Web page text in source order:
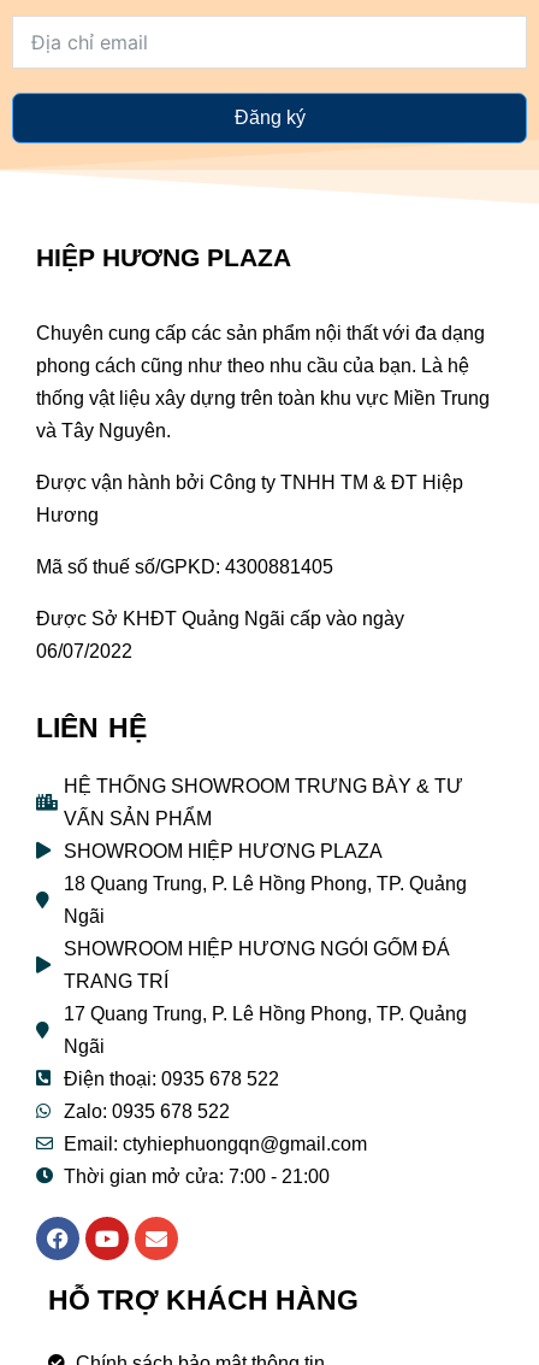
Đăng ký
HIỆP HƯƠNG PLAZA
Chuyên cung cấp các sản phẩm nội thất với đa dạng
phong cách cũng như theo nhu cầu của bạn. Là hệ
thống vật liệu xây dựng trên toàn khu vực Miền Trung
và Tây Nguyên.
Được vận hành bởi Công ty TNHH TM & ĐT Hiệp
Hương
Mã số thuế số/GPKD: 4300881405
Được Sở KHĐT Quảng Ngãi cấp vào ngày
06/07/2022
LIÊN HỆ
HỆ THỐNG SHOWROOM TRƯNG BÀY & TƯ
VẤN SẢN PHẨM
SHOWROOM HIỆP HƯƠNG PLAZA
18 Quang Trung, P. Lê Hồng Phong, TP. Quảng
Ngãi
SHOWROOM HIỆP HƯƠNG NGÓI GỐM ĐÁ
TRANG TRÍ
17 Quang Trung, P. Lê Hồng Phong, TP. Quảng
Ngãi
Điện thoại: 0935 678 522
Zalo: 0935 678 522
Email: ctyhiephuongqn@gmail.com
Thời gian mở cửa: 7:00 - 21:00
F
a
e
b
o
Y
o
t
u
e
E
n
e
l
p
HỖ TRỢ KHÁCH HÀNG